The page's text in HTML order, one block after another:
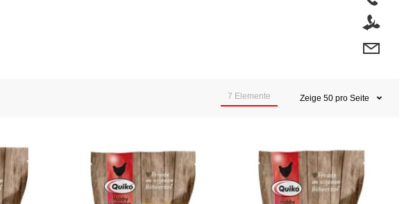
7 Elemente Zeige 50 pro Seite